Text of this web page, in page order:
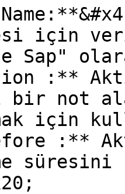
için
Sap"
:**
not
için
:**